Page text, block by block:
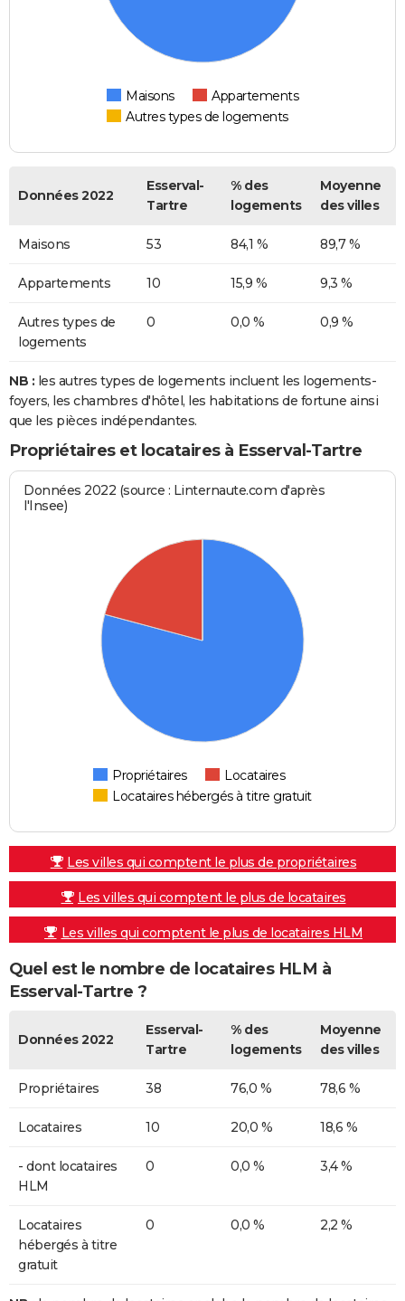
Maisons
Appartements
Autres types de logements
Données 2022
Esserval-
Tartre
% des
logements
Moyenne
des villes
Maisons 53 84,1 % 89,7 %
Appartements 10 15,9 % 9,3 %
Autres types de
logements
0 0,0 % 0,9 %
NB : les autres types de logements incluent les logements-
foyers, les chambres d'hôtel, les habitations de fortune ainsi
que les pièces indépendantes.
Propriétaires et locataires à Esserval-Tartre
Données 2022 (source : Linternaute.com d'après
l'Insee)
Propriétaires
Locataires
Locataires hébergés à titre gratuit
Les villes qui comptent le plus de propriétaires
Les villes qui comptent le plus de locataires
Les villes qui comptent le plus de locataires HLM
Quel est le nombre de locataires HLM à
Esserval-Tartre ?
Données 2022
Esserval-
Tartre
% des
logements
Moyenne
des villes
Propriétaires 38 76,0 % 78,6 %
Locataires 10 20,0 % 18,6 %
- dont locataires
HLM
0 0,0 % 3,4 %
Locataires
hébergés à titre
gratuit
0 0,0 % 2,2 %